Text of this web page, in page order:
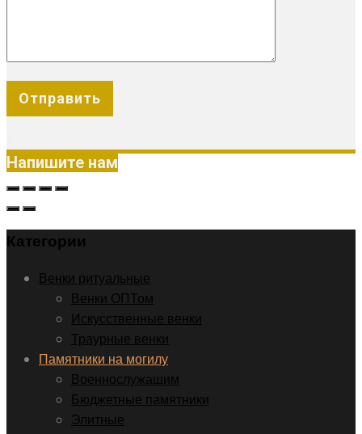
Напишите нам
Категории
Венки ритуальные
Венки ОПТом
Искусственные венки
Траурные венки
Памятники на могилу
Военнослужащим
Бюджетные памятники
Элитные